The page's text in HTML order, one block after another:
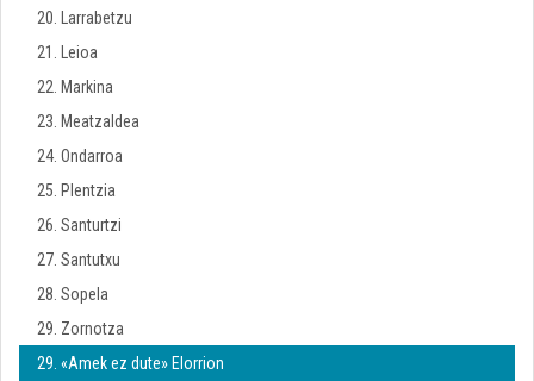
20. Larrabetzu
21. Leioa
22. Markina
23. Meatzaldea
24. Ondarroa
25. Plentzia
26. Santurtzi
27. Santutxu
28. Sopela
29. Zornotza
29. «Amek ez dute» Elorrion